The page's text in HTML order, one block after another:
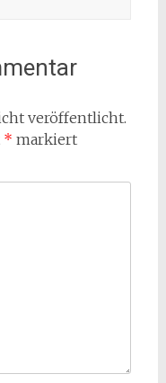
veröffentlicht.
* markiert